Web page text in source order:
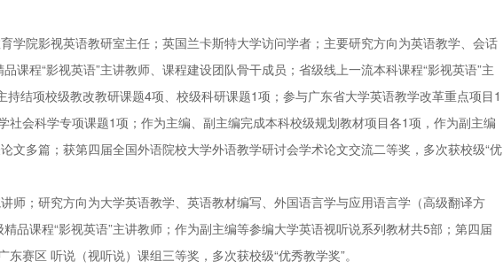
学院影视英语教研室主任；英国兰卡斯特大学访问学者；主要研究方向为英语教学、会话
课程“影视英语”主讲教师、课程建设团队骨干成员；省级线上一流本科课程“影视英语”主
结项校级教改教研课题4项、校级科研课题1项；参与广东省大学英语教学改革重点项目1
社会科学专项课题1项；作为主编、副主编完成本科校级规划教材项目各1项，作为副主编
文多篇；获第四届全国外语院校大学外语教学研讨会学术论文交流二等奖，多次获校级“优
师；研究方向为大学英语教学、英语教材编写、外国语言学与应用语言学（高级翻译方
品课程“影视英语”主讲教师；作为副主编等参编大学英语视听说系列教材共5部；第四届
赛区 听说（视听说）课组三等奖，多次获校级“优秀教学奖”。